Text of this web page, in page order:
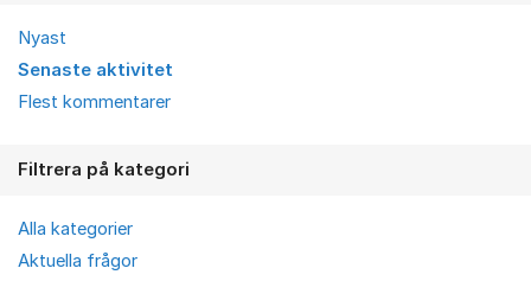
Nyast
Senaste aktivitet
Flest kommentarer
Filtrera på kategori
Alla kategorier
Aktuella frågor